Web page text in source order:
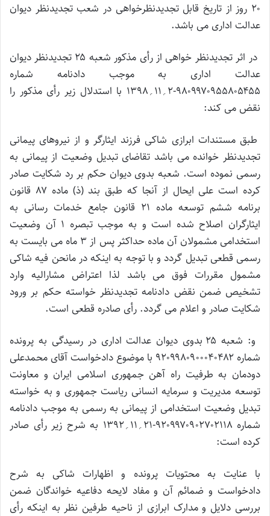
۲۰ روز از تاریخ قابل تجدیدنظرخواهی در شعب تجدیدنظر دیوان
عدالت اداری می باشد.
در اثر تجدیدنظر خواهی از رأی مذکور شعبه ۲۵ تجدیدنظر دیوان
عدالت اداری به موجب دادنامه شماره
۹۸۰۹۹۷۰۹۵۵۸۰۵۴۵۵-۲؍۱۱؍۱۳۹۸ با استدلال زیر رأی مذکور را
نقض می کند:
طبق مستندات ابرازی شاکی فرزند ایثارگر و از نیروهای پیمانی
تجدیدنظر خوانده می باشد تقاضای تبدیل وضعیت از پیمانی به
رسمی نموده است. شعبه بدوی دیوان حکم بر رد شکایت صادر
کرده است علی ایحال از آنجا که طبق بند (ذ) ماده ۸۷ قانون
برنامه ششم توسعه ماده ۲۱ قانون جامع خدمات رسانی به
ایثارگران اصلاح شده است و به موجب تبصره ۱ آن وضعیت
استخدامی مشمولان آن ماده حداکثر پس از ۳ ماه می بایست به
رسمی قطعی تبدیل گردد و با توجه به اینکه در مانحن فیه شاکی
مشمول مقررات فوق می باشد لذا اعتراض مشارالیه وارد
تشخیص ضمن نقض دادنامه تجدیدنظر خواسته حکم بر ورود
شکایت صادر و اعلام می گردد. رأی صادره قطعی است.
و: شعبه ۲۵ بدوی دیوان عدالت اداری در رسیدگی به پرونده
شماره ۹۲۰۹۹۸۰۹۰۰۰۴۰۴۸۲ با موضوع دادخواست آقای محمدعلی
دودمان به طرفیت راه آهن جمهوری اسلامی ایران و معاونت
توسعه مدیریت و سرمایه انسانی ریاست جمهوری و به خواسته
تبدیل وضعیت استخدامی از پیمانی به رسمی به موجب دادنامه
شماره ۹۲۰۹۹۷۰۹۰۲۷۰۲۱۱۸-۲۱؍۱۱؍۱۳۹۲ به شرح زیر رأی صادر
کرده است:
با عنایت به محتویات پرونده و اظهارات شاکی به شرح
دادخواست و ضمائم آن و مفاد لایحه دفاعیه خواندگان ضمن
بررسی دلایل و مدارک ابرازی از ناحیه طرفین نظر به اینکه رأی